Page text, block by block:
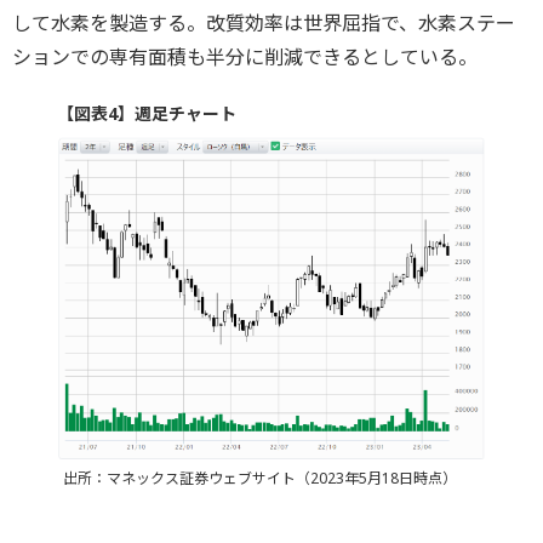
して水素を製造する。改質効率は世界屈指で、水素ステー
ションでの専有面積も半分に削減できるとしている。
【図表4】週足チャート
出所：マネックス証券ウェブサイト（2023年5月18日時点）